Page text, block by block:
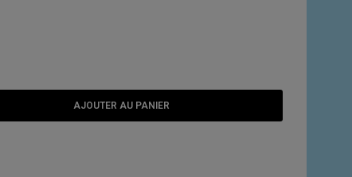
AJOUTER AU PANIER